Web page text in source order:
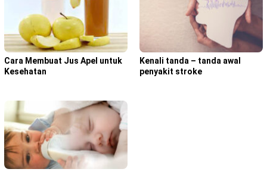
Cara Membuat Jus Apel untuk
Kesehatan
Kenali tanda – tanda awal
penyakit stroke